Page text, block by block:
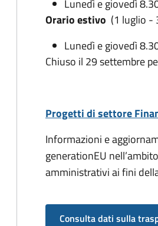
Lunedì e giovedì
Orario estivo (1 luglio -
Lunedì e giovedì
Chiuso il 29 settembre
Progetti di settore
Informazioni e
generationEU
amministrativi ai fini
Consulta dati sulla